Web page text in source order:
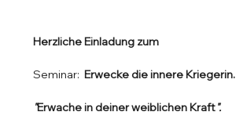
Herzliche Einladung zum
Seminar: Erwecke die innere Kriegerin.
"Erwache in deiner weiblichen Kraft".